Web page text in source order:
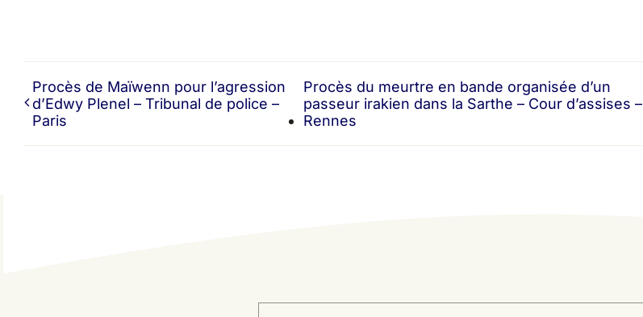
Procès de Maïwenn pour l’agression
d’Edwy Plenel – Tribunal de police –
Paris
Procès du meurtre en bande organisée d’un
passeur irakien dans la Sarthe – Cour d’assises –
Rennes